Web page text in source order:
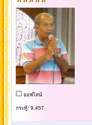
ออฟไลน์
กระทู้: 9,457